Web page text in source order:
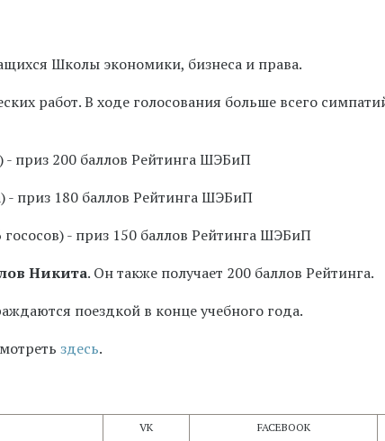
Школы экономики, бизнеса и права.
работ. В ходе голосования больше всего
- приз 200 баллов Рейтинга ШЭБиП
- приз 180 баллов Рейтинга ШЭБиП
гососов) - приз 150 баллов Рейтинга ШЭБиП
Никита. Он также получает 200 баллов Рейтинга.
поездкой в конце учебного года.
здесь.
VK FACEBOOK